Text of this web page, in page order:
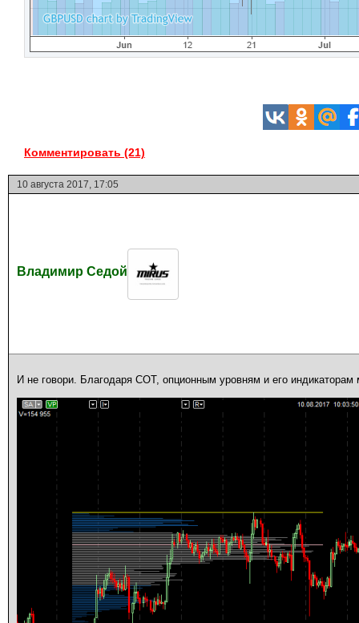
Комментировать (21)
10 августа 2017, 17:05
Владимир Седой
И не говори. Благодаря СОТ, опционным уровням и его